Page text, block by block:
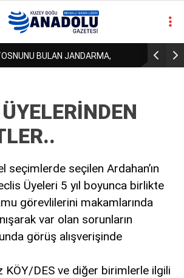
BULAN JANDARMA,
BULACAK MI?!.
HAVA
seçimlerde seçilen Ardahan’ın
Üyeleri 5 yıl boyunca birlikte
görevlilerini makamlarında
var olan sorunların
görüş alışverişinde
KÖY/DES ve diğer birimlerle ilgili